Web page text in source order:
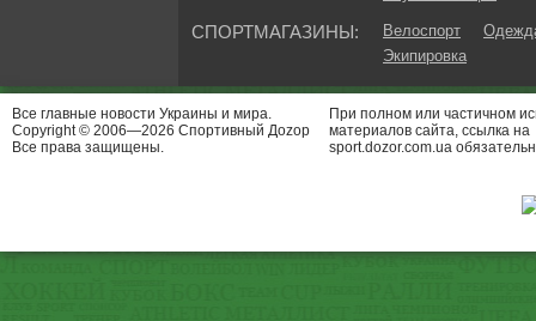
СПОРТМАГАЗИНЫ: Велоспорт
Экипировка
Все главные новости Украины и мира.
Copyright © 2006—2026 Спортивный Доzор
Все права защищены.
При полном или частичном
материалов сайта, ссылка на
sport.dozor.com.ua